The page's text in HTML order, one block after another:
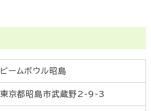
ビームボウル昭島
東京都昭島市武蔵野2-9-3